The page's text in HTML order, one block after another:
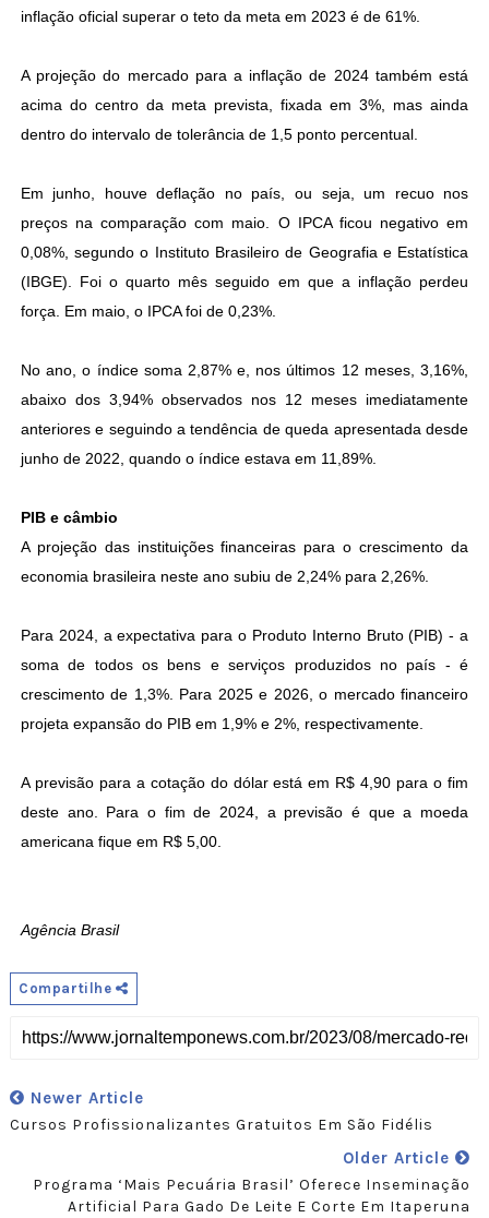
inflação oficial superar o teto da meta em 2023 é de 61%.
A projeção do mercado para a inflação de 2024 também está
acima do centro da meta prevista, fixada em 3%, mas ainda
dentro do intervalo de tolerância de 1,5 ponto percentual.
Em junho, houve deflação no país, ou seja, um recuo nos
preços na comparação com maio. O IPCA ficou negativo em
0,08%, segundo o Instituto Brasileiro de Geografia e Estatística
(IBGE). Foi o quarto mês seguido em que a inflação perdeu
força. Em maio, o IPCA foi de 0,23%.
No ano, o índice soma 2,87% e, nos últimos 12 meses, 3,16%,
abaixo dos 3,94% observados nos 12 meses imediatamente
anteriores e seguindo a tendência de queda apresentada desde
junho de 2022, quando o índice estava em 11,89%.
PIB e câmbio
A projeção das instituições financeiras para o crescimento da
economia brasileira neste ano subiu de 2,24% para 2,26%.
Para 2024, a expectativa para o Produto Interno Bruto (PIB) - a
soma de todos os bens e serviços produzidos no país - é
crescimento de 1,3%. Para 2025 e 2026, o mercado financeiro
projeta expansão do PIB em 1,9% e 2%, respectivamente.
A previsão para a cotação do dólar está em R$ 4,90 para o fim
deste ano. Para o fim de 2024, a previsão é que a moeda
americana fique em R$ 5,00.
Agência Brasil
Compartilhe
Newer Article
Cursos Profissionalizantes Gratuitos Em São Fidélis
Older Article
Programa ‘Mais Pecuária Brasil’ Oferece Inseminação
Artificial Para Gado De Leite E Corte Em Itaperuna